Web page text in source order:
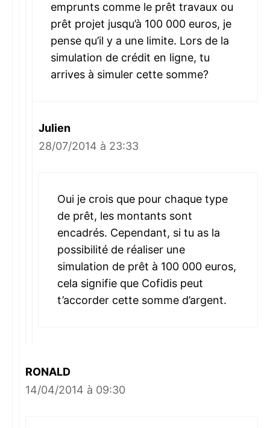
emprunts comme le prêt travaux ou
prêt projet jusqu’à 100 000 euros, je
pense qu’il y a une limite. Lors de la
simulation de crédit en ligne, tu
arrives à simuler cette somme?
Julien
28/07/2014 à 23:33
Oui je crois que pour chaque type
de prêt, les montants sont
encadrés. Cependant, si tu as la
possibilité de réaliser une
simulation de prêt à 100 000 euros,
cela signifie que Cofidis peut
t’accorder cette somme d’argent.
RONALD
14/04/2014 à 09:30